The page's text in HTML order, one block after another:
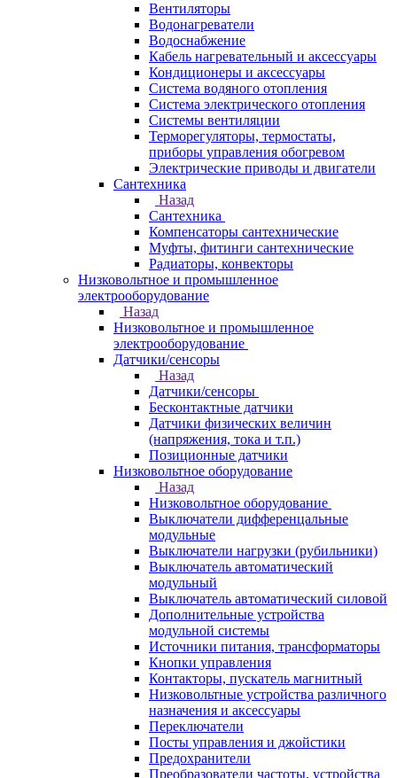
Вентиляторы
Водонагреватели
Водоснабжение
Кабель нагревательный и аксессуары
Кондиционеры и аксессуары
Система водяного отопления
Система электрического отопления
Системы вентиляции
Терморегуляторы, термостаты,
приборы управления обогревом
Электрические приводы и двигатели
Сантехника
Назад
Сантехника
Компенсаторы сантехнические
Муфты, фитинги сантехнические
Радиаторы, конвекторы
Низковольтное и промышленное
электрооборудование
Назад
Низковольтное и промышленное
электрооборудование
Датчики/сенсоры
Назад
Датчики/сенсоры
Бесконтактные датчики
Датчики физических величин
(напряжения, тока и т.п.)
Позиционные датчики
Низковольтное оборудование
Назад
Низковольтное оборудование
Выключатели дифференцальные
модульные
Выключатели нагрузки (рубильники)
Выключатель автоматический
модульный
Выключатель автоматический силовой
Дополнительные устройства
модульной системы
Источники питания, трансформаторы
Кнопки управления
Контакторы, пускатель магнитный
Низковольтные устройства различного
назначения и аксессуары
Переключатели
Посты управления и джойстики
Предохранители
Преобразователи частоты, устройства